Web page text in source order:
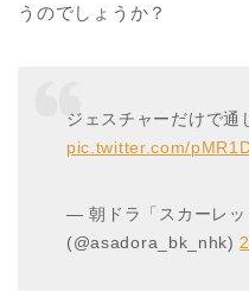
うのでしょうか？
ジェスチャーだけで通
pic.twitter.com/
— 朝ドラ「スカーレッ
(@asadora_bk_nhk)